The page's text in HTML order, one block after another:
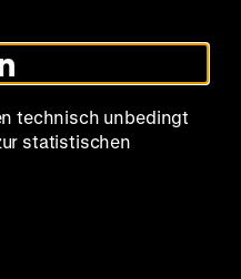
zum
Deutschen
Historischen
in
Leichter
Museum
technisch unbedingt
statistischen